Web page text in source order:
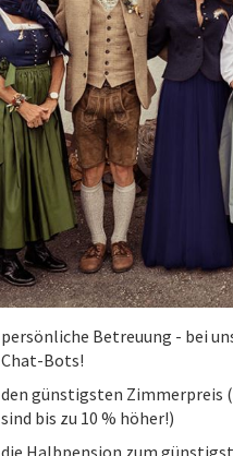
ANREISE
persönliche Betreuung - bei
Chat-Bots!
den günstigsten Zimmerpreis
sind bis zu 10 % höher!)
die Halbpension zum